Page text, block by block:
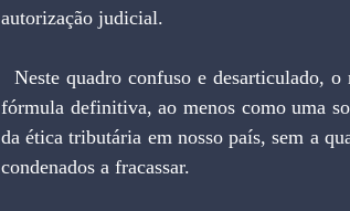
autorização judicial.
  Neste quadro confuso e desarticulado, o melhor caminho é o do Imposto Único. Senão como uma
fórmula definitiva, ao menos como uma
da ética tributária em nosso país, sem a
condenados a fracassar.